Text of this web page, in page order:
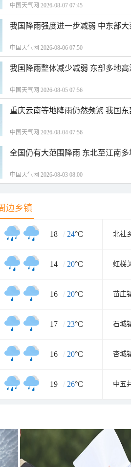
中国天气网 2026-08-07 07:45
我国降雨强度进一步减弱 中东部
中国天气网 2026-08-06 07:50
我国降雨整体减少减弱 东部多地
中国天气网 2026-08-05 07:56
重庆云南等地降雨仍然频繁 我国
中国天气网 2026-08-04 07:56
全国仍有大范围降雨 东北至江南
中国天气网 2026-08-03 08:00
边乡镇
18 / 24°C 北社
14 / 20°C 虹梯
16 / 20°C 苗庄
17 / 23°C 石城
16 / 20°C 杏城
19 / 26°C 中五